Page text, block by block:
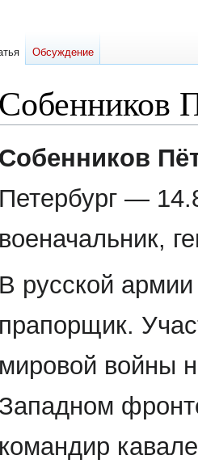
Собенников
Перейти
к
Перейти
кСобенников
Петербург —
военачальник,
В русской армии
прапорщик.
мировой войны
Западном
командир
Обсуждение